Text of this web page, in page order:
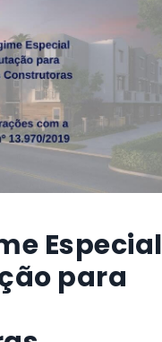
Especial
para